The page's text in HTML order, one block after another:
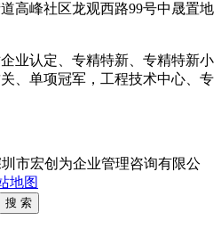
高峰社区龙观西路99号中晟置地
圳市宏创为企业管理咨询有限公
地图